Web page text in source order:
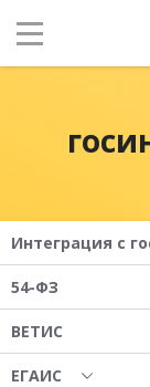
Интеграция с
54-ФЗ
ВЕТИС
ЕГАИС